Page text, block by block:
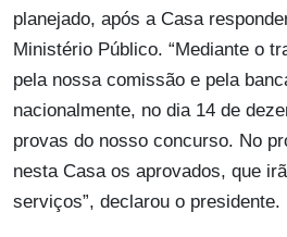
planejado, após a Casa
Ministério Público. “Mediante o
pela nossa comissão e pela
nacionalmente, no dia 14 de
provas do nosso concurso. No
nesta Casa os aprovados, que
serviços”, declarou o presidente.